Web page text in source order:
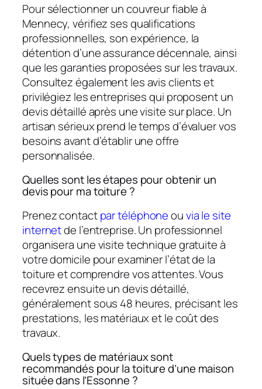
Pour sélectionner un couvreur fiable à
Mennecy, vérifiez ses qualifications
professionnelles, son expérience, la
détention d’une assurance décennale, ainsi
que les garanties proposées sur les travaux.
Consultez également les avis clients et
privilégiez les entreprises qui proposent un
devis détaillé après une visite sur place. Un
artisan sérieux prend le temps d’évaluer vos
besoins avant d’établir une offre
personnalisée.
Quelles sont les étapes pour obtenir un
devis pour ma toiture ?
Prenez contactpar téléphoneouvia le site
internetde l’entreprise. Un professionnel
organisera une visite technique gratuite à
votre domicile pour examiner l’état de la
toiture et comprendre vos attentes. Vous
recevrez ensuite un devis détaillé,
généralement sous 48 heures, précisant les
prestations, les matériaux et le coût des
travaux.
Quels types de matériaux sont
recommandés pour la toiture d’une maison
située dans l’Essonne ?